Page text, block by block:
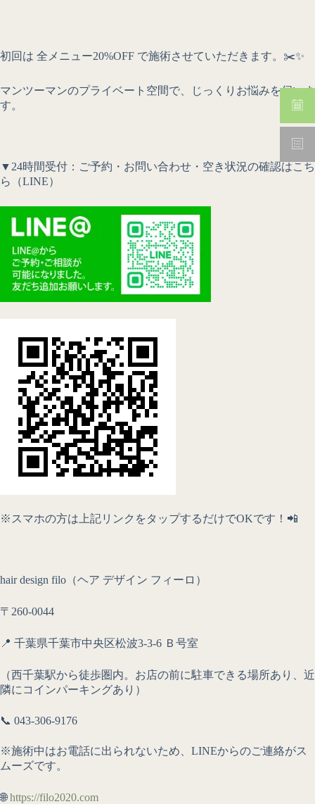
初回は 全メニュー20%OFF で施術させていただきます。✂️✨
マンツーマンのプライベート空間で、じっくりお悩みを伺いま
す。
▼ 24時間受付： ご予約・お問い合わせ・ 空き状況の確認はこち
ら（LINE）
※スマホの方は上記リンクをタップするだけでOKです！📲
hair design filo（ヘア デザイン フィーロ）
〒260-0044
📍 千葉県千葉市中央区松波3-3-6 Ｂ号室
（西千葉駅から徒歩圏内。お店の前に駐車できる場所あり、近
隣にコインパーキングあり）
📞 043-306-9176
※施術中はお電話に出られないため、LINEからのご連絡がス
ムーズです。
🌐https://filo2020.com